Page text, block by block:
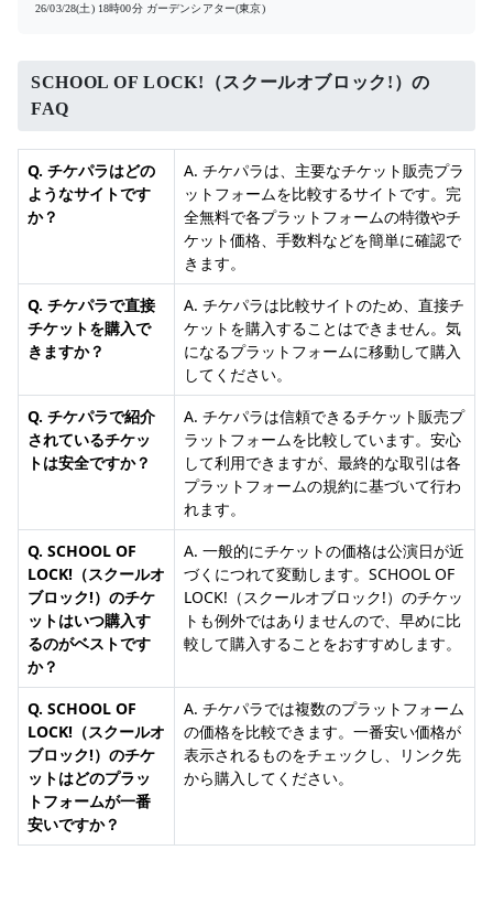
26/03/28(土) 18時00分 ガーデンシアター(東京)
SCHOOL OF LOCK!（スクールオブロック!）の
FAQ
Q. チケパラはどの
ようなサイトです
か？
A. チケパラは、主要なチケット販売プラ
ットフォームを比較するサイトです。完
全無料で各プラットフォームの特徴やチ
ケット価格、手数料などを簡単に確認で
きます。
Q. チケパラで直接
チケットを購入で
きますか？
A. チケパラは比較サイトのため、直接チ
ケットを購入することはできません。気
になるプラットフォームに移動して購入
してください。
Q. チケパラで紹介
されているチケッ
トは安全ですか？
A. チケパラは信頼できるチケット販売プ
ラットフォームを比較しています。安心
して利用できますが、最終的な取引は各
プラットフォームの規約に基づいて行わ
れます。
Q. SCHOOL OF
LOCK!（スクールオ
ブロック!）のチケ
ットはいつ購入す
るのがベストです
か？
A. 一般的にチケットの価格は公演日が近
づくにつれて変動します。SCHOOL OF
LOCK!（スクールオブロック!）のチケッ
トも例外ではありませんので、早めに比
較して購入することをおすすめします。
Q. SCHOOL OF
LOCK!（スクールオ
ブロック!）のチケ
ットはどのプラッ
トフォームが一番
安いですか？
A. チケパラでは複数のプラットフォーム
の価格を比較できます。一番安い価格が
表示されるものをチェックし、リンク先
から購入してください。